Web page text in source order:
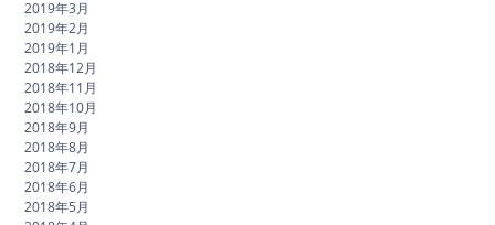
2019年3月
2019年2月
2019年1月
2018年12月
2018年11月
2018年10月
2018年9月
2018年8月
2018年7月
2018年6月
2018年5月